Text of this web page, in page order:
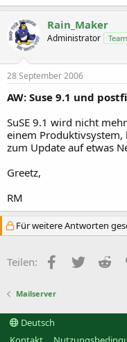
Rain_Maker
Administrator
28 September 2006
AW: Suse 9.1 und
SuSE 9.1 wird nicht
einem Produktivsystem,
zum Update auf etwas
Greetz,
RM
Für weitere Antworten
Teilen: Facebook
Twitter
Mailserver
Deutsch